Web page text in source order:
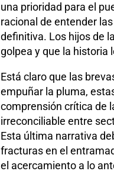
una prioridad para el
racional de entender
definitiva. Los hijos de
golpea y que la historia
Está claro que las
empuñar la pluma,
comprensión crítica de
irreconciliable entre
Esta última narrativa
fracturas en el
el acercamiento a lo